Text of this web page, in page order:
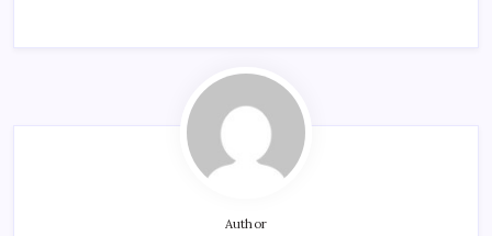
Author